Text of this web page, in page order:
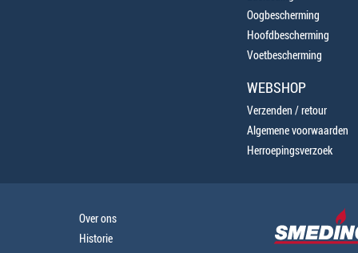
Oogbescherming
Hoofdbescherming
Voetbescherming
WEBSHOP
Verzenden / retour
Algemene voorwaarden
Herroepingsverzoek
Over ons
Historie